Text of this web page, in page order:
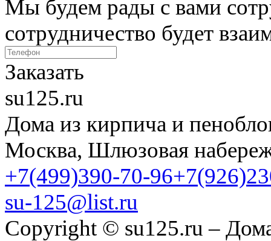
Мы будем рады с вами
сотрудничество будет
Заказать
su125.ru
Дома из кирпича и
Москва, Шлюзовая
+7(499)390-70-96
su-125@list.ru
Copyright © su125.ru –